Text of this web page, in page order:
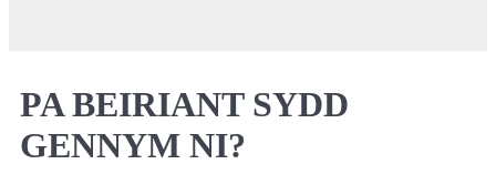
PA BEIRIANT SYDD
GENNYM NI?